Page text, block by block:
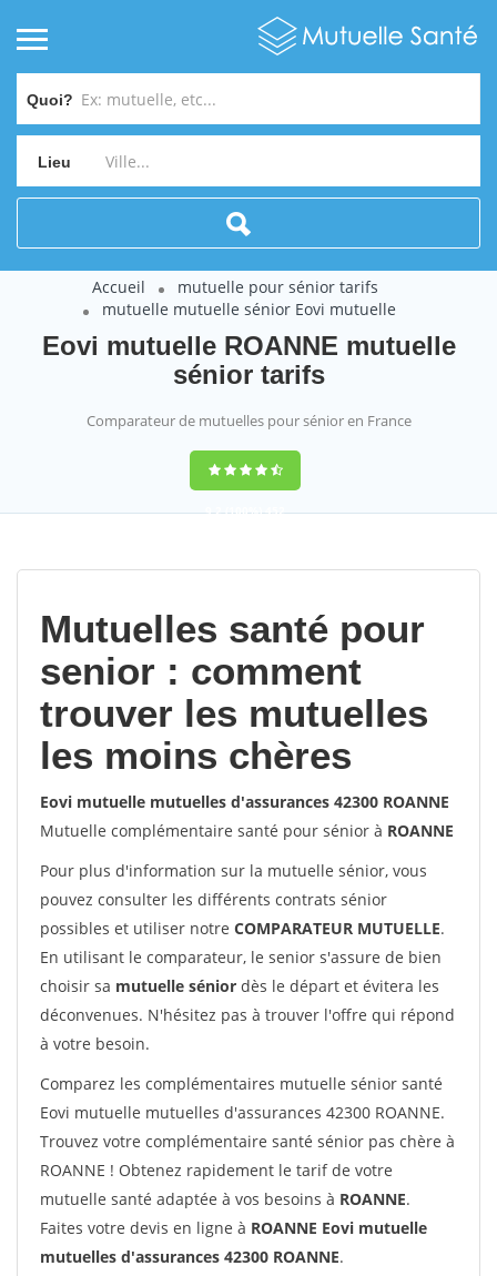
Quoi?
Lieu
Accueil
mutuelle pour sénior tarifs
mutuelle mutuelle sénior Eovi mutuelle
Eovi mutuelle ROANNE mutuelle
sénior tarifs
Comparateur de mutuelles pour sénior en France
9,2(100%)452
Mutuelles santé pour
senior : comment
trouver les mutuelles
les moins chères
Eovi mutuelle mutuelles d'assurances 42300 ROANNE
Mutuelle complémentaire santé pour sénior à ROANNE
Pour plus d'information sur la mutuelle sénior, vous
pouvez consulter les différents contrats sénior
possibles et utiliser notre COMPARATEUR MUTUELLE.
En utilisant le comparateur, le senior s'assure de bien
choisir sa mutuelle sénior dès le départ et évitera les
déconvenues. N'hésitez pas à trouver l'offre qui répond
à votre besoin.
Comparez les complémentaires mutuelle sénior santé
Eovi mutuelle mutuelles d'assurances 42300 ROANNE.
Trouvez votre complémentaire santé sénior pas chère à
ROANNE ! Obtenez rapidement le tarif de votre
mutuelle santé adaptée à vos besoins à ROANNE.
Faites votre devis en ligne à ROANNE Eovi mutuelle
mutuelles d'assurances 42300 ROANNE.